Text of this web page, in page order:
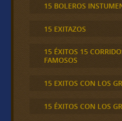
15 BOLEROS
15 EXITAZOS
15 ÉXITOS 15
FAMOSOS
15 EXITOS CON LOS
15 ÉXITOS CON LOS